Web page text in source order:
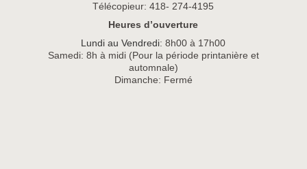
Télécopieur: 418- 274-4195
Heures d’ouverture
Lundi au Vendredi: 8h00 à 17h00
Samedi: 8h à midi (Pour la période printanière et
automnale)
Dimanche: Fermé